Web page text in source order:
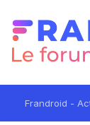
Frandroid -